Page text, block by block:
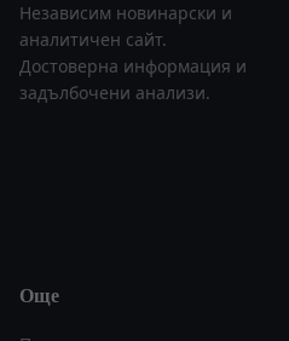
Независим новинарски и
аналитичен сайт.
Достоверна информация и
задълбочени анализи.
Още